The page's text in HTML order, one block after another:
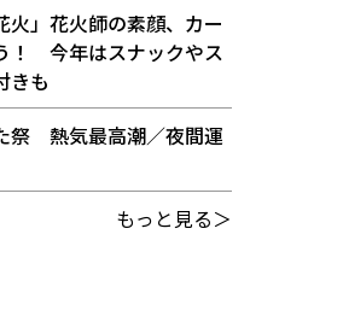
火」花火師の素顔、カー
！ 今年はスナックやス
きも
祭 熱気最高潮／夜間運
もっと見る＞